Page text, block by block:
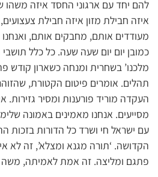
להם יחד עם ארגוני החסד איזה
איזה חבילת מזון איזה חבילת
מעודדים אותם, מחבקים אותם,
כמובן יום יום שעה שעה. כל כלל תושבי
מלכנו’ בשחרית ומנחה כשארון קודש
תהלים. אומרים פיטום הקטורת,
העקדה מוריד פורענות ומסיר גזירות.
מסייעים. אנחנו מאמינים באמונה
עם ישראל חי ושרד כל הדורות בזכות
הקדושה. ‘תורה מגנא ומצלא’, זה לא
פתגם ומליצה. זה אמת לאמיתה, משה